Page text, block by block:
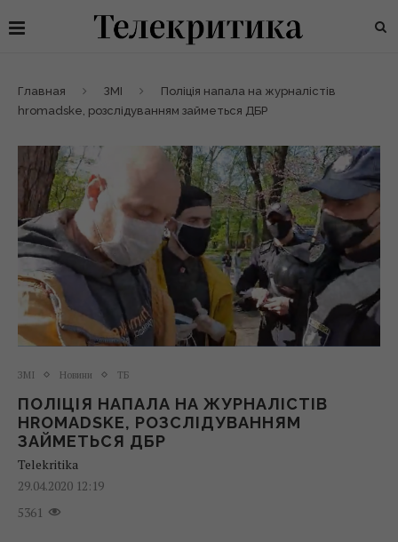
Главная ЗМІ
Поліція напала на журналістів
hromadske, розслідуванням займеться ДБР
ЗМІ Новини ТБ
ПОЛІЦІЯ НАПАЛА НА ЖУРНАЛІСТІВ
HROMADSKE, РОЗСЛІДУВАННЯМ
ЗАЙМЕТЬСЯ ДБР
Telekritika
29.04.2020 12:19
5361